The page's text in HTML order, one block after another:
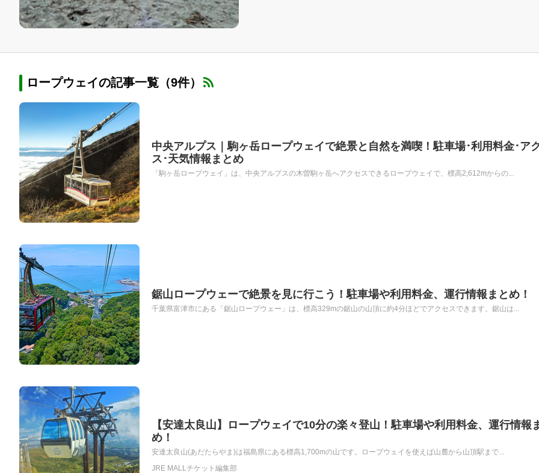
ロープウェイの記事一覧（9件）
中央アルプス｜駒ヶ岳ロープウェイで絶景と自然を満喫！駐車場･利用料金･ア
ス･天気情報まとめ
「駒ヶ岳ロープウェイ」は、中央アルプスの木曽駒ヶ岳へアクセスできるロープウェイで、標高2,612mからの...
鋸山ロープウェーで絶景を見に行こう！駐車場や利用料金、運行情報まとめ！
千葉県富津市にある「鋸山ロープウェー」は、標高329mの鋸山の山頂に約4分ほどでアクセスできます。鋸山は...
【安達太良山】ロープウェイで10分の楽々登山！駐車場や利用料金、運行情報
め！
安達太良山(あだたらやま)は福島県にある標高1,700mの山です。ロープウェイを使えば山麓から山頂駅まで...
JRE MALLチケット編集部